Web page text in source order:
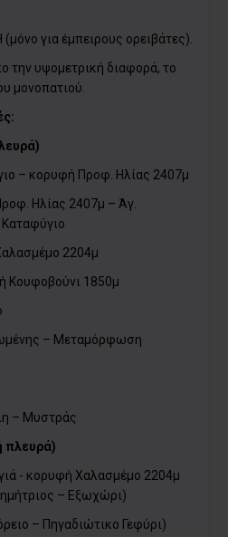
για έμπειρους ορειβάτες).
την υψομετρική διαφορά, το
μονοπατιού.
– κορυφή Προφ. Ηλίας 2407μ
Ηλίας 2407μ – Άγ.
2204μ
Κουφοβούνι 1850μ
– Μεταμόρφωση
– Μυστράς
πλευρά)
- κορυφή Χαλασμέμο 2204μ
– Εξωχώρι)
– Πηγαδιώτικο Γεφύρι)